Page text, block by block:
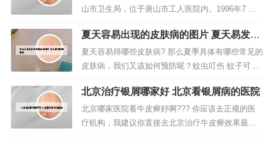
肤病一般情况下医保可以报销的，但是花费的费用
不高或者没有入院治疗的一般不...
山市卫生局，位于唐山市工人医院内。1996年7 月2
2日成立并开始简易运行。截止到2020年7月，设有
临床专科、医技科室、专科门诊、心血管内科、神
经内科、重症医学科、肝胆外科、神经外科、风湿
免疫科、呼吸内科、内分泌科、医学影像科、普外
科、急诊科、妇产科、...
夏天容易出现的皮肤病的图片 夏天易发的
皮肤病
夏天容易得哪些皮肤病? 那么夏季具体有哪些常见的
皮肤病，我们又该如何预防呢？蚊虫叮伤 蚊子可传
播疟疾、脑炎、登革热、黄热病等。夏季常见的狗
狗皮肤病都有哪些？1 真菌性狗狗皮肤病 南方地区
发病率最高，俗称廯。主要发病部位，外耳，皮
肤，脚趾。发病原因只有一个，就是潮湿。南方天
气比较潮湿，皮肤病发病率比...
北京治疗银屑哪家好 北京看银屑病的医院
北京哪家医院看牛皮癣好啊??? 你应该去正规的医
疗机构，我建议你直接去北京治疗牛皮癣效果最好
的北京国医堂中医研究院恒康中医医院，找专家咨